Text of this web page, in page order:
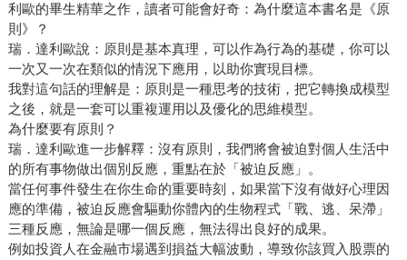
利歐的畢生精華之作，讀者可能會好奇：為什麼這本書名是《原
則》？
瑞．達利歐說：原則是基本真理，可以作為行為的基礎，你可以
一次又一次在類似的情況下應用，以助你實現目標。
我對這句話的理解是：原則是一種思考的技術，把它轉換成模型
之後，就是一套可以重複運用以及優化的思維模型。
為什麼要有原則？
瑞．達利歐進一步解釋：沒有原則，我們將會被迫對個人生活中
的所有事物做出個別反應，重點在於「被迫反應」。
當任何事件發生在你生命的重要時刻，如果當下沒有做好心理因
應的準備，被迫反應會驅動你體內的生物程式「戰、逃、呆滯」
三種反應，無論是哪一個反應，無法得出良好的成果。
例如投資人在金融市場遇到損益大幅波動，導致你該買入股票的